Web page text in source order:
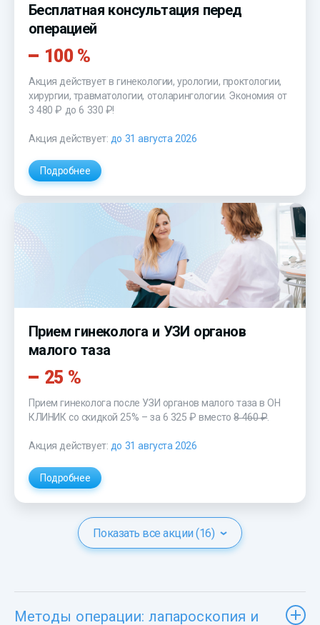
Бесплатная консультация перед
операцией
100 %
Акция действует в гинекологии, урологии, проктологии,
хирургии, травматологии, отоларингологии. Экономия от
3 480 ₽ до6 330 ₽!
Акция действует: до 31 августа 2026
Подробнее
Прием гинеколога и УЗИ органов
малого таза
25 %
Прием гинеколога после УЗИ органов малого таза в ОН
КЛИНИК со скидкой 25% – за 6 325 ₽ вместо8 460 ₽.
Акция действует: до 31 августа 2026
Подробнее
Показать все акции (16)
Методы операции: лапароскопия и